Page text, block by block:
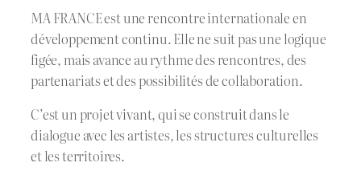
MA FRANCE est une rencontre internationale en
développement continu. Elle ne suit pas une logique
figée, mais avance au rythme des rencontres, des
partenariats et des possibilités de collaboration.
C’est un projet vivant, qui se construit dans le
dialogue avec les artistes, les structures culturelles
et les territoires.